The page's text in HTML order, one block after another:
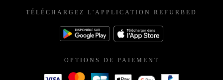
TÉLÉCHARGEZ L'APPLICATION REFURBED
OPTIONS DE PAIEMENT